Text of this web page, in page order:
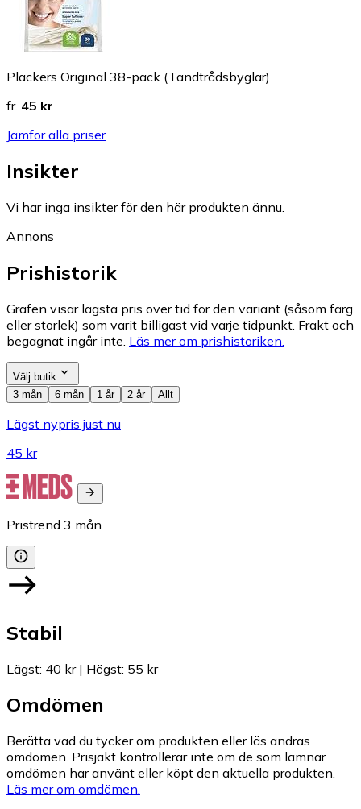
Plackers Original 38-pack (Tandtrådsbyglar)
fr. 45 kr
Jämför alla priser
Insikter
Vi har inga insikter för den här produkten ännu.
Annons
Prishistorik
Grafen visar lägsta pris över tid för den variant (såsom färg
eller storlek) som varit billigast vid varje tidpunkt. Frakt och
begagnat ingår inte. Läs mer om prishistoriken.
Välj butik
3 mån
6 mån 1 år 2 år Allt
Lägst nypris just nu
45 kr
Pristrend 3 mån
Stabil
Lägst: 40 kr| Högst: 55 kr
Omdömen
Berätta vad du tycker om produkten eller läs andras
omdömen. Prisjakt kontrollerar inte om de som lämnar
omdömen har använt eller köpt den aktuella produkten.
Läs mer om omdömen.